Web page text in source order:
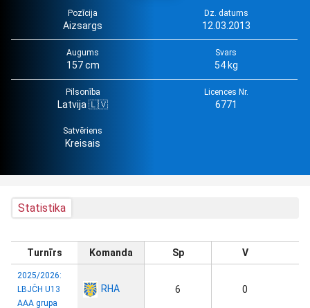
Pozīcija
Aizsargs
Dz. datums
12.03.2013
Augums
157 cm
Svars
54 kg
Pilsonība
Latvija 🇱🇻
Licences Nr.
6771
Satvēriens
Kreisais
Statistika
Turnīrs Komanda Sp V
2025/2026:
LBJČH U13
AAA grupa
RHA 6 0